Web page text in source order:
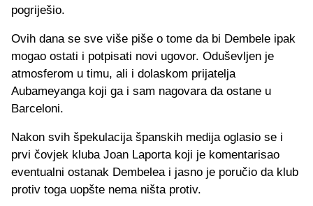
pogriješio.
Ovih dana se sve više piše o tome da bi Dembele ipak
mogao ostati i potpisati novi ugovor. Oduševljen je
atmosferom u timu, ali i dolaskom prijatelja
Aubameyanga koji ga i sam nagovara da ostane u
Barceloni.
Nakon svih špekulacija španskih medija oglasio se i
prvi čovjek kluba Joan Laporta koji je komentarisao
eventualni ostanak Dembelea i jasno je poručio da klub
protiv toga uopšte nema ništa protiv.